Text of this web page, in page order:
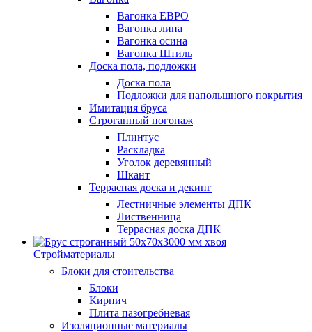
Вагонка ЕВРО
Вагонка липа
Вагонка осина
Вагонка Штиль
Доска пола, подложки
Доска пола
Подложки для напольшного покрытия
Имитация бруса
Строганный погонаж
Плинтус
Раскладка
Уголок деревянный
Шкант
Террасная доска и декинг
Лестничные элементы ДПК
Лиственница
Террасная доска ДПК
Стройматериалы
Блоки для стоительства
Блоки
Кирпич
Плита пазогребневая
Изоляционные материалы